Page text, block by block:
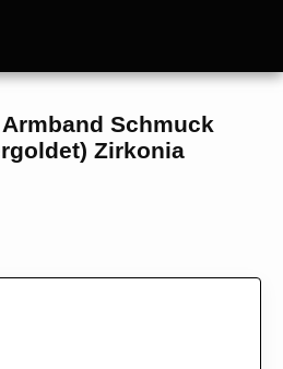
enthält 0 Positionen. Der
Schmuck
Zirkonia